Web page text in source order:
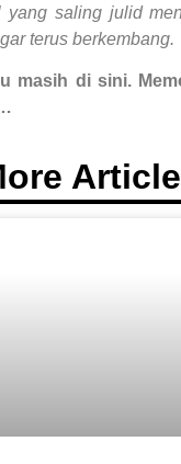
yang saling julid
terus berkembang.
masih di sini.
Article